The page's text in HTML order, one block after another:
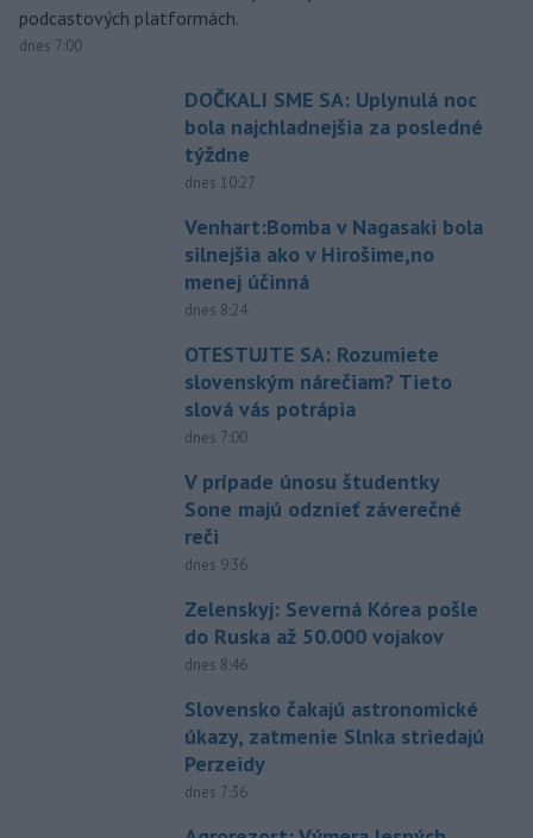
podcastových platformách.
dnes 7:00
DOČKALI SME SA: Uplynulá noc
bola najchladnejšia za posledné
týždne
dnes 10:27
Venhart:Bomba v Nagasaki bola
silnejšia ako v Hirošime,no
menej účinná
dnes 8:24
OTESTUJTE SA: Rozumiete
slovenským nárečiam? Tieto
slová vás potrápia
dnes 7:00
V prípade únosu študentky
Sone majú odznieť záverečné
reči
dnes 9:36
Zelenskyj: Severná Kórea pošle
do Ruska až 50.000 vojakov
dnes 8:46
Slovensko čakajú astronomické
úkazy, zatmenie Slnka striedajú
Perzeidy
dnes 7:36